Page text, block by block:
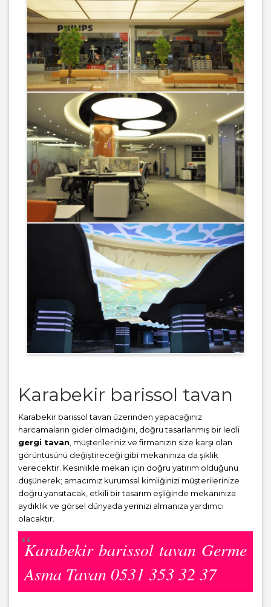
Karabekir barissol tavan
Karabekir barissol tavan üzerinden yapacağınız
harcamaların gider olmadığını, doğru tasarlanmış bir ledli
gergi tavan , müşterileriniz ve firmanızın size karşı olan
görüntüsünü değiştireceği gibi mekanınıza da şıklık
verecektir. Kesinlikle mekan için doğru yatırım olduğunu
düşünerek; amacımız kurumsal kimliğinizi müşterilerinize
doğru yansıtacak, etkili bir tasarım eşliğinde mekanınıza
aydıklık ve görsel dünyada yerinizi almanıza yardımcı
olacaktır.
Karabekir barissol tavan Germe
Asma Tavan 0531 353 32 37